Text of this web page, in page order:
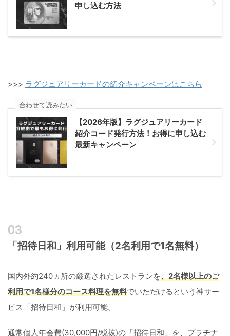
申し込む方法
>>> ラグジュアリーカードの紹介キャンペーンはこちら
【2026年版】ラグジュアリーカード
紹介コード発行方法！お得に申し込む
最新キャンペーン
合わせて読みたい
「招待日和」利用可能（2名利用で1名無料）
国内外約240ヵ所の厳選されたレストランを、2名様以上のご
利用で1名様分のコース料理を無料でいただけるという神サー
ビス「招待日和」が利用可能。
通常個人年会費(30,000円/税抜)の「招待日和」を、プラチナ